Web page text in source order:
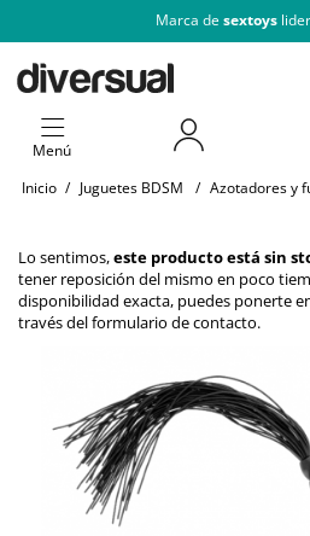
Marca de sextoys
Menú
Inicio / Juguetes BDSM / Azotadores y
Lo sentimos,este producto está sin
tener reposición del mismo en poco
disponibilidad exacta, puedes ponerte
través delformulario de contacto.